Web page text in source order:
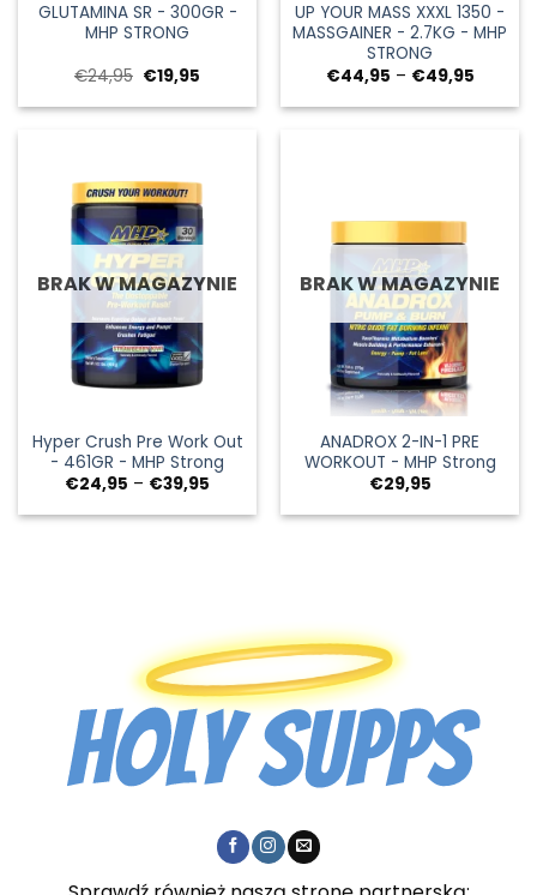
GLUTAMINA SR - 300GR -
MHP STRONG
€24,95 Pierwotna
cena
wynosiła:
€19,95
€19,95.
UP YOUR MASS XXXL 1350 -
MASSGAINER - 2.7KG - MHP
STRONG
€44,95 – €49,95Zakres
od
BRAK W MAGAZYNIE
Hyper Crush Pre Work Out
- 461GR - MHP Strong
€24,95 – €39,95
od
BRAK W MAGAZYNIE
ANADROX 2-IN-1 PRE
WORKOUT - MHP Strong
€29,95